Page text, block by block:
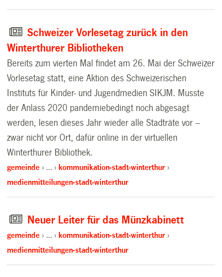
Schweizer Vorlesetag zurück in den
Winterthurer Bibliotheken
Bereits zum vierten Mal findet am 26. Mai der Schweizer
Vorlesetag statt, eine Aktion des Schweizerischen
Instituts für Kinder- und Jugendmedien SIKJM. Musste
der Anlass 2020 pandemiebedingt noch abgesagt
werden, lesen dieses Jahr wieder alle Stadträte vor –
zwar nicht vor Ort, dafür online in der virtuellen
Winterthurer Bibliothek.
gemeinde …
kommunikation-stadt-winterthur
medienmitteilungen-stadt-winterthur
Neuer Leiter für das Münzkabinett
gemeinde …
kommunikation-stadt-winterthur
medienmitteilungen-stadt-winterthur